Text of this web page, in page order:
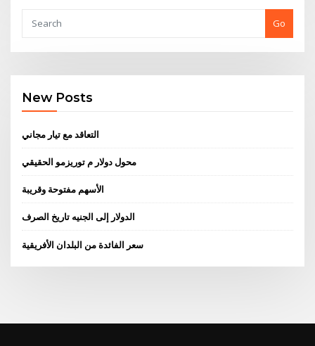
Go
New Posts
التعاقد مع تيار مجاني
محول دولار م توريزمو الحقيقي
الأسهم مفتوحة وقريبة
الدولار إلى الجنيه تاريخ الصرف
سعر الفائدة من البلدان الأفريقية